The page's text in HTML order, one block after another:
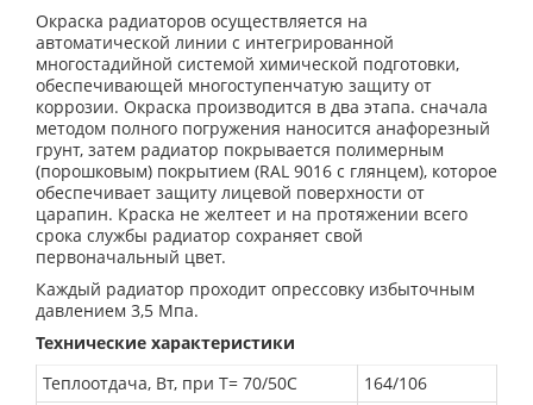
Окраска радиаторов осуществляется на
автоматической линии с интегрированной
многостадийной системой химической подготовки,
обеспечивающей многоступенчатую защиту от
коррозии. Окраска производится в два этапа. сначала
методом полного погружения наносится анафорезный
грунт, затем радиатор покрывается полимерным
(порошковым) покрытием (RAL 9016 с глянцем), которое
обеспечивает защиту лицевой поверхности от
царапин. Краска не желтеет и на протяжении всего
срока службы радиатор сохраняет свой
первоначальный цвет.
Каждый радиатор проходит опрессовку избыточным
давлением 3,5 Мпа.
Технические характеристики
Теплоотдача, Вт, при Т= 70/50С
164/106